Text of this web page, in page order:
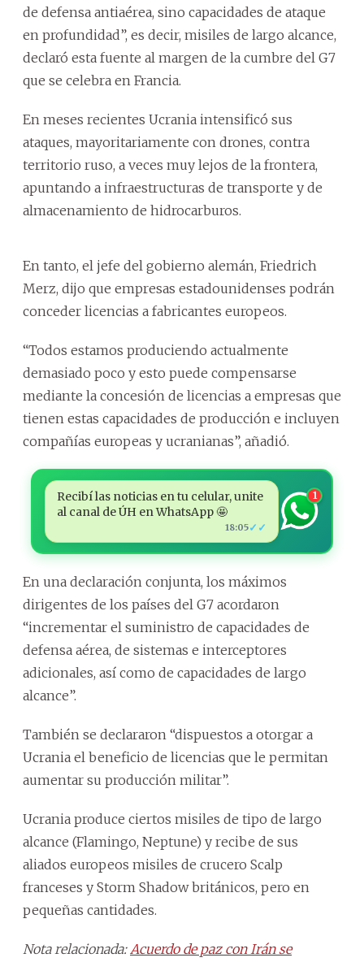
de defensa antiaérea, sino capacidades de ataque
en profundidad”, es decir, misiles de largo alcance,
declaró esta fuente al margen de la cumbre del G7
que se celebra en Francia.
En meses recientes Ucrania intensificó sus
ataques, mayoritariamente con drones, contra
territorio ruso, a veces muy lejos de la frontera,
apuntando a infraestructuras de transporte y de
almacenamiento de hidrocarburos.
En tanto, el jefe del gobierno alemán, Friedrich
Merz, dijo que empresas estadounidenses podrán
conceder licencias a fabricantes europeos.
“Todos estamos produciendo actualmente
demasiado poco y esto puede compensarse
mediante la concesión de licencias a empresas que
tienen estas capacidades de producción e incluyen
compañías europeas y ucranianas”, añadió.
Recibí las noticias en tu celular, unite
al canal de ÚH en WhatsApp 🤩
18:05✓✓
1
En una declaración conjunta, los máximos
dirigentes de los países del G7 acordaron
“incrementar el suministro de capacidades de
defensa aérea, de sistemas e interceptores
adicionales, así como de capacidades de largo
alcance”.
También se declararon “dispuestos a otorgar a
Ucrania el beneficio de licencias que le permitan
aumentar su producción militar”.
Ucrania produce ciertos misiles de tipo de largo
alcance (Flamingo, Neptune) y recibe de sus
aliados europeos misiles de crucero Scalp
franceses y Storm Shadow británicos, pero en
pequeñas cantidades.
Nota relacionada: Acuerdo de paz con Irán se